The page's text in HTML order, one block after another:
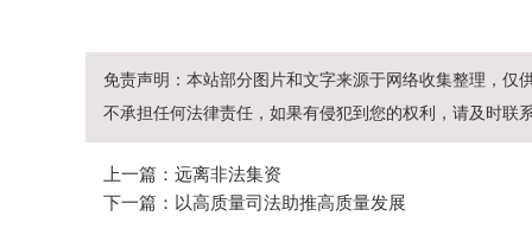
免责声明：本站部分图片和文字来源于网络收集整理，仅
不承担任何法律责任，如果有侵犯到您的权利，请及时联
上一篇：远离非法集资
下一篇：以高质量司法助推高质量发展